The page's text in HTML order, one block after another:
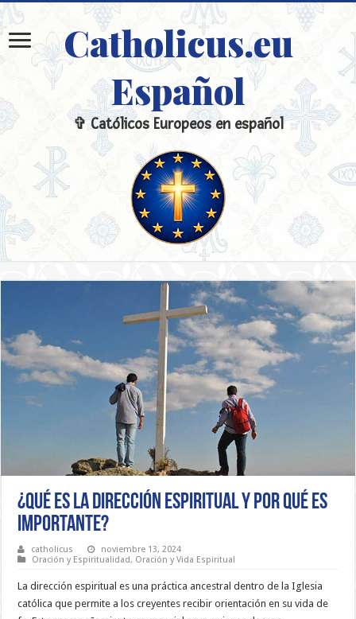
Catholicus.eu
Español
✞ Católicos Europeos en español
¿Qué es la dirección espiritual y por qué es
importante?
catholicus
noviembre 13, 2024
Oración y Espiritualidad, Oración y Vida Espiritual
La dirección espiritual es una práctica ancestral dentro de la Iglesia
católica que permite a los creyentes recibir orientación en su vida de